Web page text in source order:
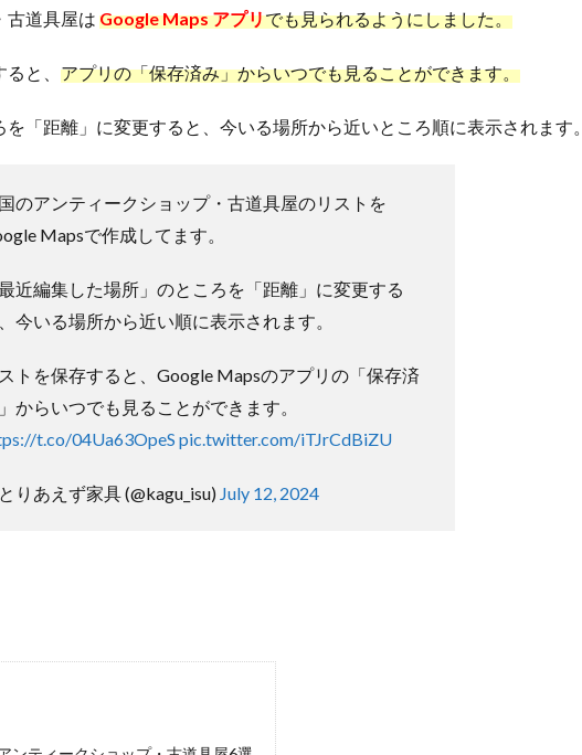
古道具屋は Google Maps アプリでも見られるようにしました。
と、 アプリの「保存済み」からいつでも見ることができます。
を「距離」に変更すると、今いる場所から近いところ順に表示されます。
のアンティークショップ・古道具屋のリストを
Mapsで作成してます。
最近編集した場所」のところを「距離」に変更する
今いる場所から近い順に表示されます。
トを保存すると、Google Mapsのアプリの「保存済
からいつでも見ることができます。
t.co/04Ua63OpeS pic.twitter.com/iTJrCdBiZU
りあえず家具 (@kagu_isu) July 12, 2024